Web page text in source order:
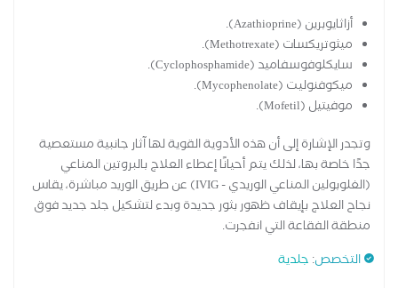
أزاثايوبرين (Azathioprine).
ميثوتريكسات (Methotrexate).
سايكلوفوسفاميد (Cyclophosphamide).
ميكوفنوليت (Mycophenolate).
موفيتيل (Mofetil).
وتجدر الإشارة إلى أن هذه الأدوية القوية لها آثار جانبية مستعصية
جدًا خاصة بها، لذلك يتم أحيانًا إعطاء العلاج بالبروتين المناعي
(الغلوبولين المناعي الوريدي - IVIG) عن طريق الوريد مباشرة، يقاس
نجاح العلاج بإيقاف ظهور بثور جديدة وبدء لتشكيل جلد جديد فوق
منطقة الفقاعة التي انفجرت.
التخصص: جلدية